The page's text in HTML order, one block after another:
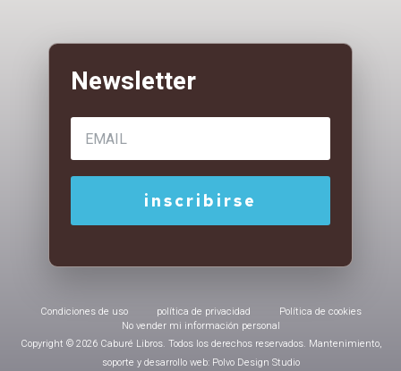
Condiciones de uso política de privacidad
Política de cookies
No vender mi información personal
Copyright © 2026 Caburé Libros. Todos los derechos reservados. Mantenimiento,
soporte y desarrollo web: Polvo Design Studio